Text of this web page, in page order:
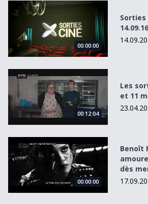
Sorties Ciné - En salles le 14.09.16
00:00:00
Sorties
14.09.16
Les sorties ciné du 20 avril et 11 mai
00:12:04
Les
et 11
Benoît Poelvoorde amoureux dans
00:00:00
Benoît
dès